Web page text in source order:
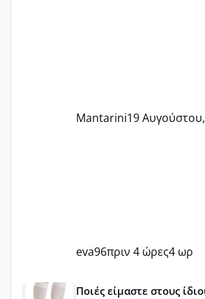
Mantarini19
eva96πριν 4 ώρες4 ωρ
Μωράκια Μαΐου 2026 🌸🌻🌹
Ποιές είμαστε στους